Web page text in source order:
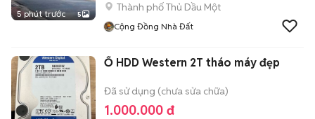
5 phút trước 5
Thành phố Thủ Dầu Một
Cộng Đồng Nhà Đất
Ổ HDD Western 2T tháo máy đẹp
Đã sử dụng (chưa sửa chữa)
1.000.000 đ